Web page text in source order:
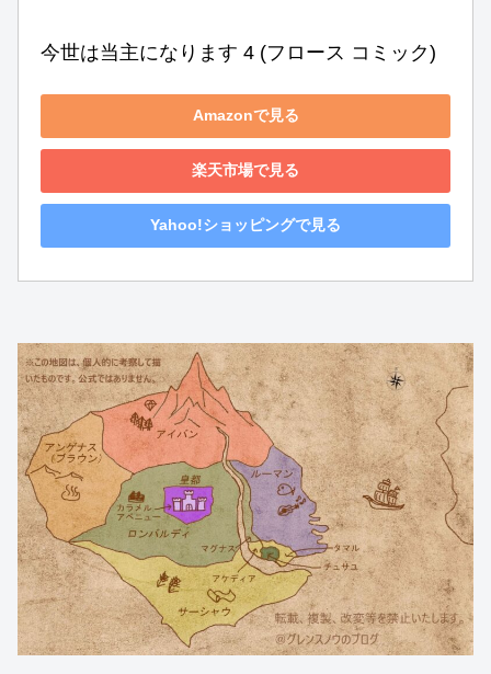
今世は当主になります 4 (フロース コミック)
Amazonで見る
楽天市場で見る
Yahoo!ショッピングで見る